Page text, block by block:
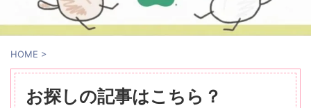
HOME >
お探しの記事はこちら？